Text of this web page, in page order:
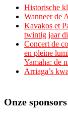
Historische
Wanneer de
Kavakos et
twintig jaar
Concert de
en pleine
Yamaha: de
Arriaga’s
Onze sponsors